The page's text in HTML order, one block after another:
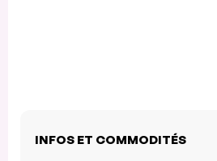
INFOS ET COMMODITÉS